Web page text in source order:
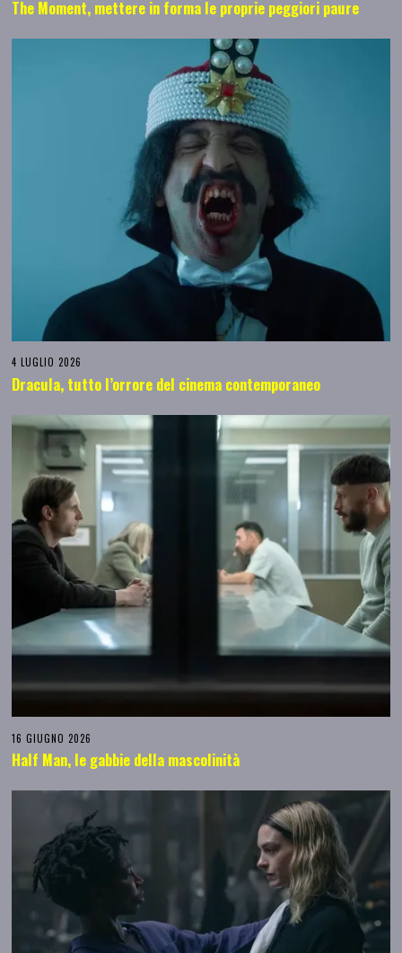
The Moment, mettere in forma le proprie peggiori paure
4 LUGLIO 2026
Dracula, tutto l’orrore del cinema contemporaneo
16 GIUGNO 2026
Half Man, le gabbie della mascolinità